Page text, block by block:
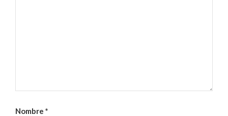
Nombre *